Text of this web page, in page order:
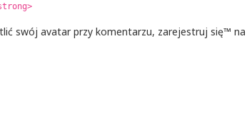
swój avatar przy komentarzu, zarejestruj się™ na